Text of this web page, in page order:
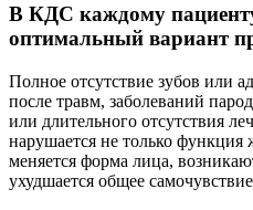
В КДС каждому
оптимальный вариант
Полное отсутствие зубов или
после травм, заболеваний
или длительного отсутствия
нарушается не только
меняется форма лица,
ухудшается общее